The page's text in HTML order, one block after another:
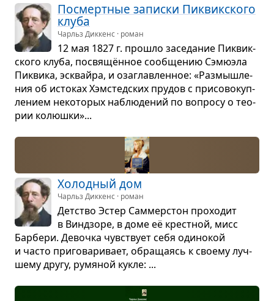
Посмерт­ные записки Пиквик­ского
клуба
Чарльз Диккенс · роман
12 мая 1827 г. про­шло засе­да­ние Пиквик­
ского клуба, посвящён­ное сооб­ще­нию Сэмюэла
Пиквика, эсквайра, и оза­глав­лен­ное: «Раз­мыш­ле­
ния об исто­ках Хэм­стед­ских пру­дов с при­со­во­куп­
ле­нием неко­то­рых наблю­де­ний по вопросу о тео­
рии колюшки»...
Холод­ный дом
Чарльз Диккенс · роман
Дет­ство Эстер Сам­мер­стон про­хо­дит
в Вин­дзоре, в доме её крест­ной, мисс
Бар­бери. Девочка чув­ствует себя оди­но­кой
и часто при­го­ва­ри­вает, обра­ща­ясь к сво­ему луч­
шему другу, румя­ной кукле: ...